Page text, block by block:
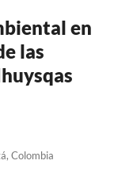
en
las
Colombia